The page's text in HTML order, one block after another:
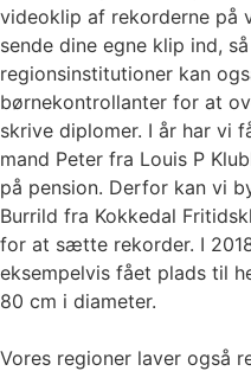
videoklip af rekorderne på
sende dine egne klip ind,
regionsinstitutioner kan
børnekontrollanter for at
skrive diplomer. I år har vi
mand Peter fra Louis P
på pension. Derfor kan vi
Burrild fra Kokkedal
for at sætte rekorder. I
eksempelvis fået plads til
80 cm i diameter.
Vores regioner laver også